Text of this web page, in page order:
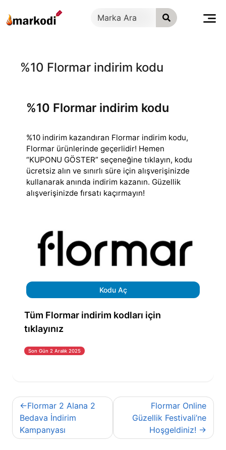
geç
%10 Flormar indirim kodu
%10 Flormar indirim kodu
%10 indirim kazandıran Flormar indirim kodu,
Flormar ürünlerinde geçerlidir! Hemen
“KUPONU GÖSTER” seçeneğine tıklayın, kodu
ücretsiz alın ve sınırlı süre için alışverişinizde
kullanarak anında indirim kazanın. Güzellik
alışverişinizde fırsatı kaçırmayın!
Kodu Aç
Tüm Flormar indirim kodları için
tıklayınız
Son Gün 2 Aralık 2025
Yazı
gezinmesi
Flormar 2 Alana 2
Bedava İndirim
Kampanyası
Flormar Online
Güzellik Festivali’ne
Hoşgeldiniz!